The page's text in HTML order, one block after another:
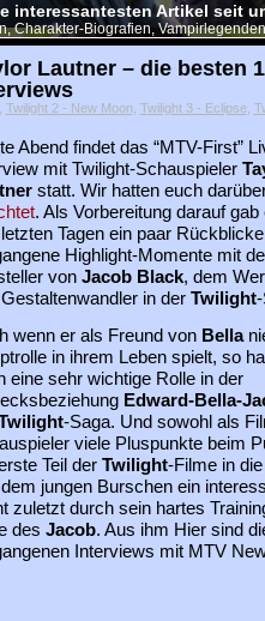
interessantesten Artikel seit
Charakter-Biografien,
Lautner – die besten
Twilight 2 - New Moon, Twilight 3 - Eclipse,
Abend findet das “MTV-First”
mit Twilight-Schauspieler
statt. Wir hatten euch
. Als Vorbereitung darauf gab
Tagen ein paar
Highlight-Momente mit
von Jacob Black, dem
in der Twilight-
wenn er als Freund von Bella
in ihrem Leben spielt, so
eine sehr wichtige Rolle in der
Edward-Bella-
-Saga. Und sowohl als
viele Pluspunkte beim
Teil der Twilight-Filme in
jungen Burschen ein
zuletzt durch sein hartes
des Jacob. Aus ihm Hier sind
Interviews mit MTV